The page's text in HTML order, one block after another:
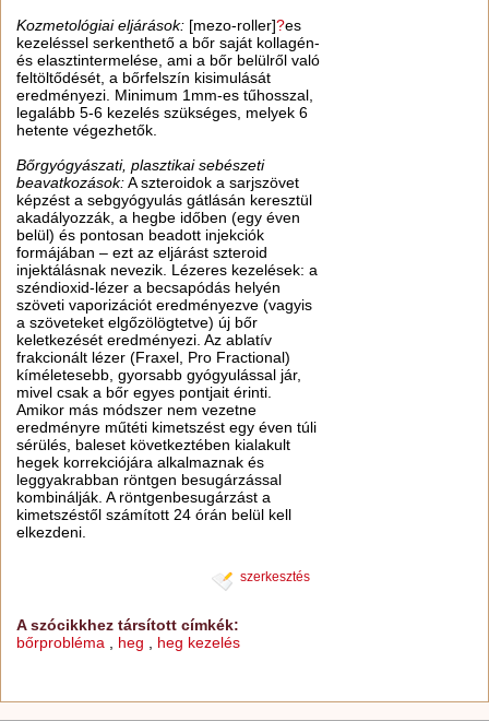
Kozmetológiai eljárások: [mezo-roller]?es
kezeléssel serkenthető a bőr saját kollagén-
és elasztintermelése, ami a bőr belülről való
feltöltődését, a bőrfelszín kisimulását
eredményezi. Minimum 1mm-es tűhosszal,
legalább 5-6 kezelés szükséges, melyek 6
hetente végezhetők.
Bőrgyógyászati, plasztikai sebészeti
beavatkozások:A szteroidok a sarjszövet
képzést a sebgyógyulás gátlásán keresztül
akadályozzák, a hegbe időben (egy éven
belül) és pontosan beadott injekciók
formájában – ezt az eljárást szteroid
injektálásnak nevezik. Lézeres kezelések: a
széndioxid-lézer a becsapódás helyén
szöveti vaporizációt eredményezve (vagyis
a szöveteket elgőzölögtetve) új bőr
keletkezését eredményezi. Az ablatív
frakcionált lézer (Fraxel, Pro Fractional)
kíméletesebb, gyorsabb gyógyulással jár,
mivel csak a bőr egyes pontjait érinti.
Amikor más módszer nem vezetne
eredményre műtéti kimetszést egy éven túli
sérülés, baleset következtében kialakult
hegek korrekciójára alkalmaznak és
leggyakrabban röntgen besugárzással
kombinálják. A röntgenbesugárzást a
kimetszéstől számított 24 órán belül kell
elkezdeni.
szerkesztés
A szócikkhez társított címkék:
bőrprobléma
heg heg kezelés